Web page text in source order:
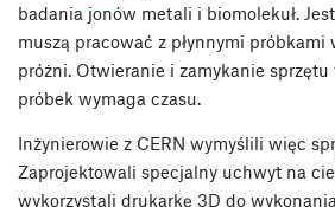
badania jonów metali i biomolekuł.
muszą pracować z płynnymi
próżni. Otwieranie i zamykanie
próbek wymaga czasu.
Inżynierowie z CERN wymyślili więc
Zaprojektowali specjalny uchwyt na
wykorzystali drukarkę 3D do